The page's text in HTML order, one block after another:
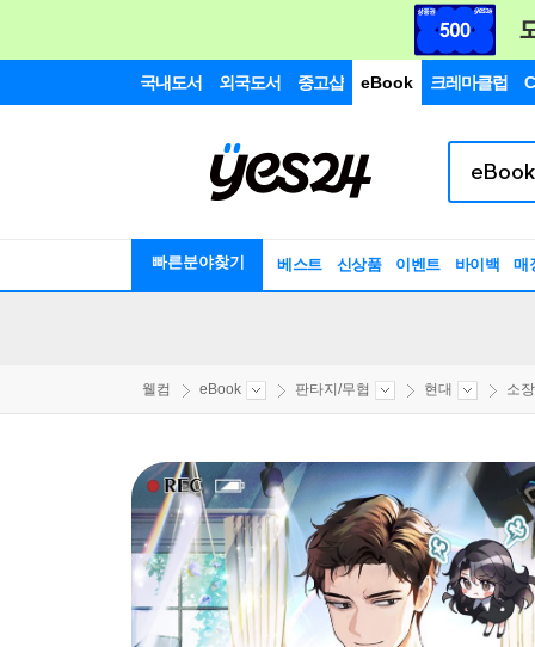
국내도서 외국도서 중고샵 eBook 크레마클럽
빠른분야찾기 베스트 신상품 이벤트 바이백 매
웰컴 eBook 판타지/무협 현대 소장